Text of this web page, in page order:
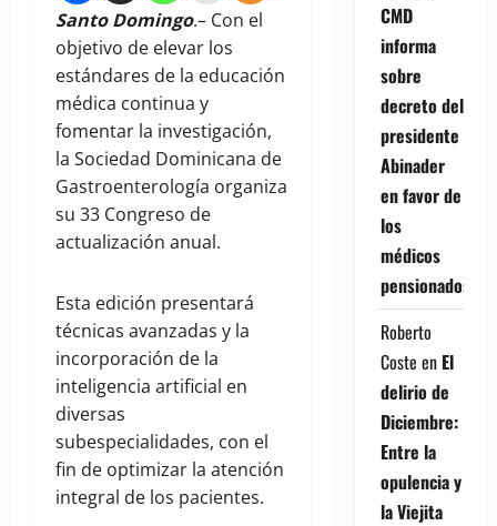
Santo Domingo.– Con el
objetivo de elevar los
estándares de la educación
médica continua y
fomentar la investigación,
la Sociedad Dominicana de
Gastroenterología organiza
su 33 Congreso de
actualización anual.
Esta edición presentará
técnicas avanzadas y la
incorporación de la
inteligencia artificial en
diversas
subespecialidades, con el
fin de optimizar la atención
integral de los pacientes.
CMD
informa
sobre
decreto del
presidente
Abinader
en favor de
los
médicos
pensionados
Roberto
Coste en El
delirio de
Diciembre:
Entre la
opulencia y
la Viejita